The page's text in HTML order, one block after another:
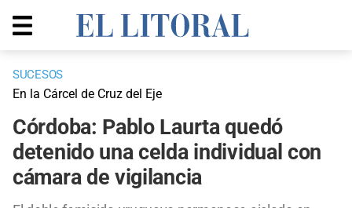
SUCESOS
En la Cárcel de Cruz del Eje
Córdoba: Pablo Laurta quedó
detenido una celda individual con
cámara de vigilancia